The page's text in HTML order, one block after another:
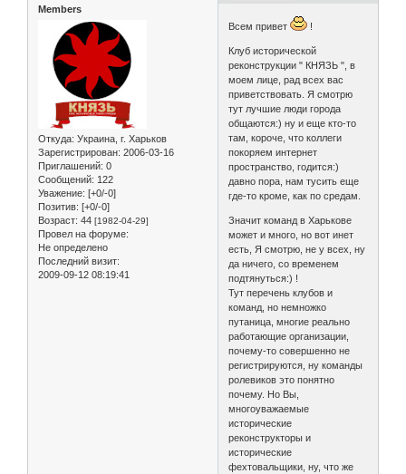
Members
Откуда: Украина, г. Харьков
Зарегистрирован: 2006-03-16
Приглашений: 0
Сообщений: 122
Уважение: [+0/-0]
Позитив: [+0/-0]
Возраст: 44 [1982-04-29]
Провел на форуме:
Не определено
Последний визит:
2009-09-12 08:19:41
Всем привет !
Клуб исторической
реконструкции " КНЯЗЬ ", в
моем лице, рад всех вас
приветствовать. Я смотрю
тут лучшие люди города
общаются:) ну и еще кто-то
там, короче, что коллеги
покоряем интернет
пространство, годится:)
давно пора, нам тусить еще
где-то кроме, как по средам.
Значит команд в Харькове
может и много, но вот инет
есть, Я смотрю, не у всех, ну
да ничего, со временем
подтянуться:) !
Тут перечень клубов и
команд, но немножко
путаница, многие реально
работающие организации,
почему-то совершенно не
регистрируются, ну команды
ролевиков это понятно
почему. Но Вы,
многоуважаемые
исторические
реконструкторы и
исторические
фехтовальщики, ну, что же